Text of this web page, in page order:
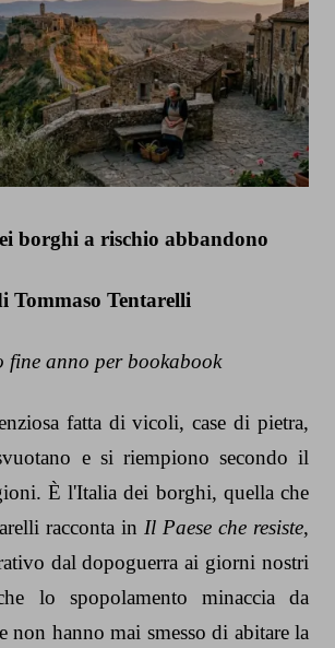
borghi a rischio abbandono
Tommaso Tentarelli
fine anno per bookabook
fatta di vicoli, case di pietra,
e si riempiono secondo il
È l'Italia dei borghi, quella che
racconta in Il Paese che resiste,
dal dopoguerra ai giorni nostri
lo spopolamento minaccia da
non hanno mai smesso di abitare la